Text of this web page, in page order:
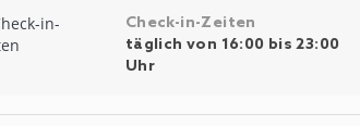
Check-in-Zeiten
täglich von 16:00 bis 23:00
Uhr